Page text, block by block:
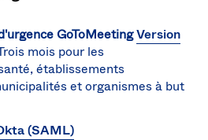
GoToMeetingVersion
mois pour les
établissements
et organismes à but
(SAML)